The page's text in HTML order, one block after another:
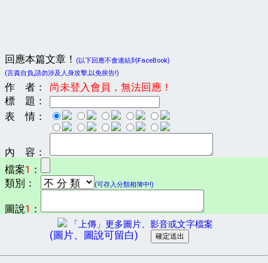
回應本篇文章！
(以下回應不會連結到FaceBook)
(言責自負,請勿涉及人身攻擊,以免挨告!)
作 者：
尚未登入會員，無法回應！
標 題：
表 情：
內 容：
檔案1 ：
類別：
(可存入分類相簿中!)
圖說1 ：
「上傳」更多圖片、影音或文字檔案
(圖片、圖說可留白)